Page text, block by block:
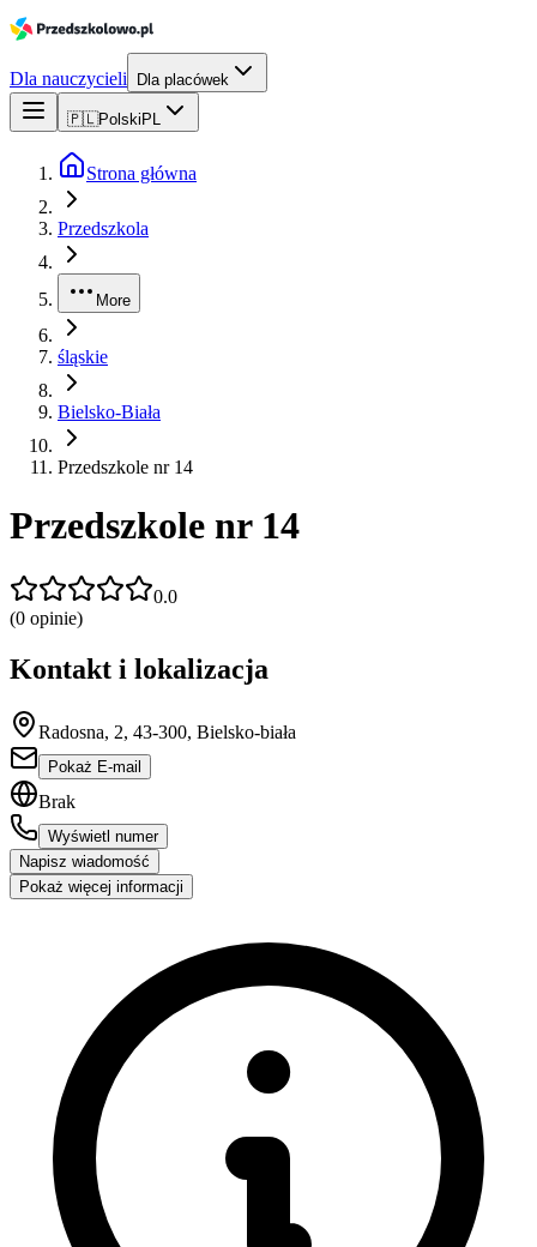
Dla nauczycieli Dla placówek
🇵🇱Polski PL
Strona główna
Przedszkola
More
śląskie
Bielsko-Biała
Przedszkole nr 14
Przedszkole nr 14
0.0
(0 opinie)
Kontakt i lokalizacja
Radosna, 2, 43-300, Bielsko-biała
Pokaż E-mail
Brak
Wyświetl numer
Napisz wiadomość
Pokaż więcej informacji